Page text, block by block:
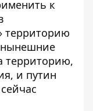
к
территорию
нынешние
территорию,
и путин